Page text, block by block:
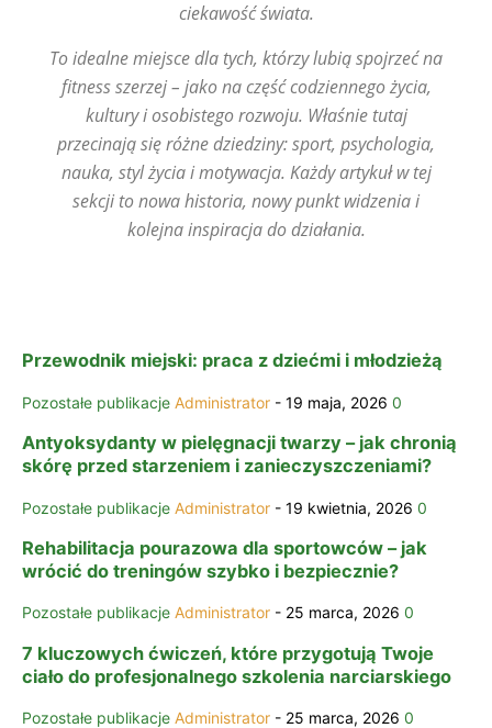
ciekawość świata.
To idealne miejsce dla tych, którzy lubią spojrzeć na
fitness szerzej – jako na część codziennego życia,
kultury i osobistego rozwoju. Właśnie tutaj
przecinają się różne dziedziny: sport, psychologia,
nauka, styl życia i motywacja. Każdy artykuł w tej
sekcji to nowa historia, nowy punkt widzenia i
kolejna inspiracja do działania.
Przewodnik miejski: praca z dziećmi i młodzieżą
Pozostałe publikacje Administrator - 19 maja, 2026 0
Antyoksydanty w pielęgnacji twarzy – jak chronią
skórę przed starzeniem i zanieczyszczeniami?
Pozostałe publikacje Administrator - 19 kwietnia, 2026 0
Rehabilitacja pourazowa dla sportowców – jak
wrócić do treningów szybko i bezpiecznie?
Pozostałe publikacje Administrator - 25 marca, 2026 0
7 kluczowych ćwiczeń, które przygotują Twoje
ciało do profesjonalnego szkolenia narciarskiego
Pozostałe publikacje Administrator - 25 marca, 2026 0